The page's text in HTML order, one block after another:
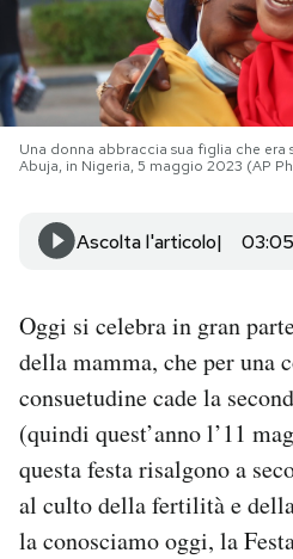
NEWSLETTER
I MIEI PREFERITI
SHOP
CALENDARIO
AREA PERSONALE
Area Personale
Notifiche mobile
Regala il Post
Hai bisogno di aiuto?
Esci
Una donna abbraccia sua figlia che era
Abuja, in Nigeria, 5 maggio 2023 (AP
Ascolta l'articolo 03:05
Oggi si celebra in gran
della mamma, che per una
consuetudine cade la
(quindi quest’anno l’11
questa festa risalgono a
al culto della fertilità e
la conosciamo oggi, la